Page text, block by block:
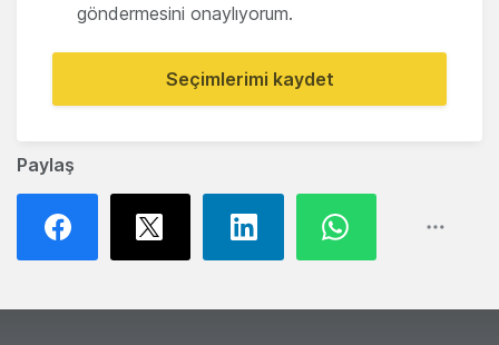
Paylaş
göndermesini onaylıyorum.
Seçimlerimi kaydet